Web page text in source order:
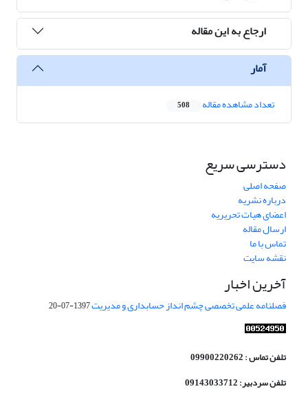
ارجاع به این مقاله
آمار
تعداد مشاهده مقاله 508
دسترسی سریع
صفحه اصلی
درباره نشریه
اعضای هیات تحریریه
ارسال مقاله
تماس با ما
نقشه سایت
آخرین اخبار
فصلنامه علمی تخصصی چشم انداز حسابداری و مدیریت1397-07-20
تلفن تماس : 09900220262
تلفن سردبیر: 09143033712